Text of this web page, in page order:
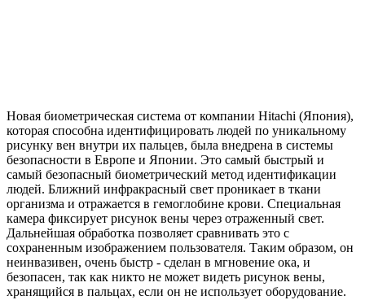
Новая биометрическая система от компании Hitachi (Япония),
которая способна идентифицировать людей по уникальному
рисунку вен внутри их пальцев, была внедрена в системы
безопасности в Европе и Японии. Это самый быстрый и
самый безопасный биометрический метод идентификации
людей. Ближний инфракрасный свет проникает в ткани
организма и отражается в гемоглобине крови. Специальная
камера фиксирует рисунок вены через отраженный свет.
Дальнейшая обработка позволяет сравнивать это с
сохраненным изображением пользователя. Таким образом, он
неинвазивен, очень быстр - сделан в мгновение ока, и
безопасен, так как никто не может видеть рисунок вены,
хранящийся в пальцах, если он не использует оборудование.